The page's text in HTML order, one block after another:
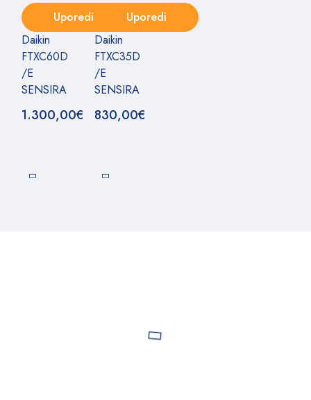
Uporedi
Daikin
FTXC60D
/E
SENSIRA
1.300,00€
Uporedi
Daikin
FTXC35D
/E
SENSIRA
830,00€